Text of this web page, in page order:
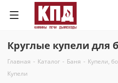
Круглые купели для
Главная - Каталог - Баня - Купели,
Купели